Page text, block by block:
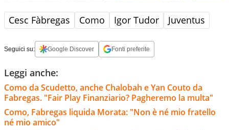
Cesc Fàbregas Como Igor Tudor Juventus
Seguici su: Google Discover Fonti preferite
Leggi anche:
Como da Scudetto, anche Chalobah e Yan Couto da
Fabregas. "Fair Play Finanziario? Pagheremo la multa"
Como, Fabregas liquida Morata: "Non è né mio fratello
né mio amico"